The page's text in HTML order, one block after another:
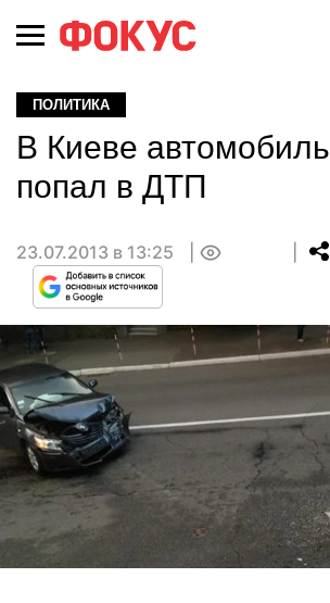
ПОЛИТИКА
В Киеве
попал в ДТП
23.07.2013 в 13:25